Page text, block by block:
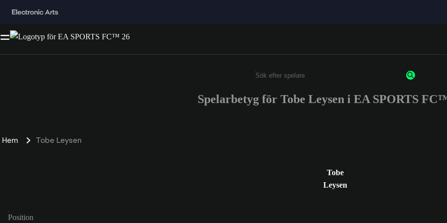
Ange minst 3 tecken eller siffror
Spelarbetyg för Tobe Leysen i EA SPORTS
Hem Tobe Leysen
Tobe
Leysen
Position